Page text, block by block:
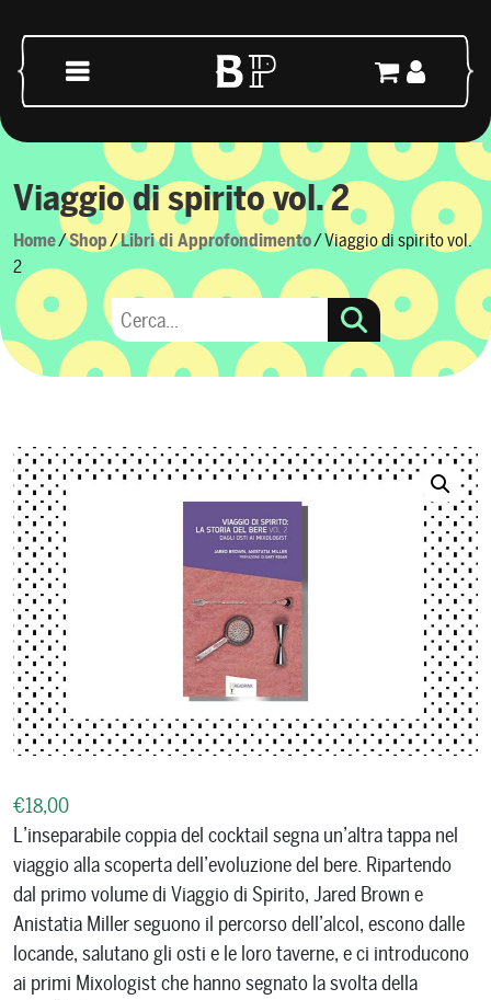
Main Navigation
Viaggio di spirito vol. 2
Home/Shop/Libri di Approfondimento/ Viaggio di spirito vol.
2
€18,00
L’inseparabile coppia del cocktail segna un’altra tappa nel
viaggio alla scoperta dell’evoluzione del bere. Ripartendo
dal primo volume di Viaggio di Spirito, Jared Brown e
Anistatia Miller seguono il percorso dell’alcol, escono dalle
locande, salutano gli osti e le loro taverne, e ci introducono
ai primi Mixologist che hanno segnato la svolta della